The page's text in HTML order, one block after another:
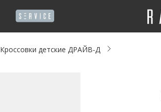
Кроссовки детские ДРАЙВ-Д